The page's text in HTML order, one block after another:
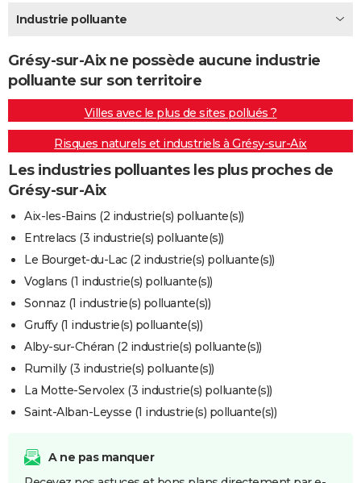
Destinations
City break
Voyage nature
Voyage de noces
Forum
Climat
+PHOTO
GUIDES D'ACHAT
BONS PLANS
CARTE DE VOEUX
Carte de Noël
Carte Bonne année
Carte Saint-Valentin
Carte Pâques
Carte d'anniversaire
DICTIONNAIRE
Dictionnaire
Biographies
Citations
Expressions
Proverbes
PROGRAMME TV
COPAINS D'AVANT
S'inscrire
Se connecter
Lycées
Collèges
Primaires
Universités
Entreprises
Service militaire
Avis de recherche
AVIS DE DÉCÈS
FORUM
Bricolage
Lifestyle
Culture
Sport
Auto
Television
Voyage
Cinema
Industrie polluante
Grésy-sur-Aix ne possède aucune industrie
polluante sur son territoire
Villes avec le plus de sites pollués ?
Risques naturels et industriels à Grésy-sur-Aix
Les industries polluantes les plus proches de
Grésy-sur-Aix
Aix-les-Bains (2 industrie(s) polluante(s))
Entrelacs (3 industrie(s) polluante(s))
Le Bourget-du-Lac (2 industrie(s) polluante(s))
Voglans (1 industrie(s) polluante(s))
Sonnaz (1 industrie(s) polluante(s))
Gruffy (1 industrie(s) polluante(s))
Alby-sur-Chéran (2 industrie(s) polluante(s))
Rumilly (3 industrie(s) polluante(s))
La Motte-Servolex (3 industrie(s) polluante(s))
Saint-Alban-Leysse (1 industrie(s) polluante(s))
A ne pas manquer